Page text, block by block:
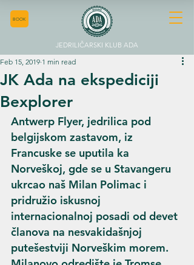
BOOK
JEDRILIČARSKI KLUB ADA
JK Ada na ekspediciji
Bexplorer
Feb 15, 2019 1 min read
Antwerp Flyer, jedrilica pod
belgijskom zastavom, iz
Francuske se uputila ka
Norveškoj, gde se u Stavangeru
ukrcao naš Milan Polimac i
pridružio iskusnoj
internacionalnoj posadi od devet
članova na nesvakidašnjoj
putešestviji Norveškim morem.